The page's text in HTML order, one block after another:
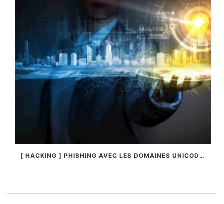
[ HACKING ] PHISHING AVEC LES DOMAINES UNICODES